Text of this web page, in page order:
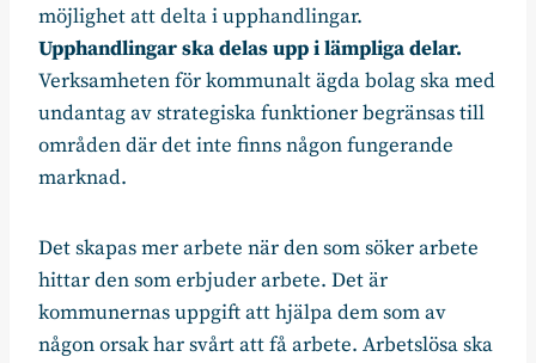
möjlighet att delta i upphandlingar.
Upphandlingar ska delas upp i lämpliga delar.
Verksamheten för kommunalt ägda bolag ska med
undantag av strategiska funktioner begränsas till
områden där det inte finns någon fungerande
marknad.
Det skapas mer arbete när den som söker arbete
hittar den som erbjuder arbete. Det är
kommunernas uppgift att hjälpa dem som av
någon orsak har svårt att få arbete. Arbetslösa ska